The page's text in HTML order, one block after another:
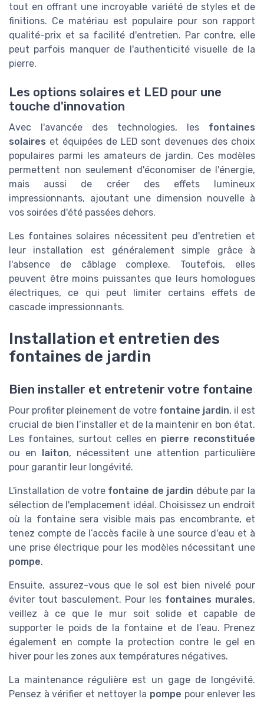
tout en offrant une incroyable variété de styles et de
finitions. Ce matériau est populaire pour son rapport
qualité-prix et sa facilité d'entretien. Par contre, elle
peut parfois manquer de l'authenticité visuelle de la
pierre.
Les options solaires et LED pour une
touche d'innovation
Avec l'avancée des technologies, les fontaines
solaires et équipées de LED sont devenues des choix
populaires parmi les amateurs de jardin. Ces modèles
permettent non seulement d'économiser de l'énergie,
mais aussi de créer des effets lumineux
impressionnants, ajoutant une dimension nouvelle à
vos soirées d'été passées dehors.
Les fontaines solaires nécessitent peu d'entretien et
leur installation est généralement simple grâce à
l'absence de câblage complexe. Toutefois, elles
peuvent être moins puissantes que leurs homologues
électriques, ce qui peut limiter certains effets de
cascade impressionnants.
Installation et entretien des
fontaines de jardin
Bien installer et entretenir votre fontaine
Pour profiter pleinement de votre fontaine jardin, il est
crucial de bien l’installer et de la maintenir en bon état.
Les fontaines, surtout celles en pierre reconstituée
ou en
laiton, nécessitent une attention particulière
pour garantir leur longévité.
L'installation de votre fontaine de jardin débute par la
sélection de l'emplacement idéal. Choisissez un endroit
où la fontaine sera visible mais pas encombrante, et
tenez compte de l’accès facile à une source d'eau et à
une prise électrique pour les modèles nécessitant une
pompe.
Ensuite, assurez-vous que le sol est bien nivelé pour
éviter tout basculement. Pour les fontaines murales,
veillez à ce que le mur soit solide et capable de
supporter le poids de la fontaine et de l’eau. Prenez
également en compte la protection contre le gel en
hiver pour les zones aux températures négatives.
La maintenance régulière est un gage de longévité.
Pensez à vérifier et nettoyer la pompe pour enlever les